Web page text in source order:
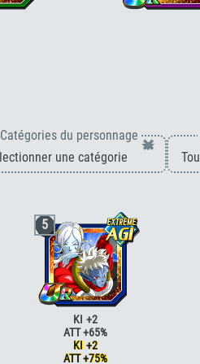
Catégories du personnage ×
5
KI +2
ATT +65%
KI +2
ATT +75%